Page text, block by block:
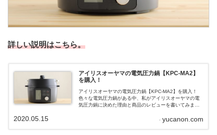
詳しい説明はこちら。
アイリスオーヤマの電気圧力鍋【KPC-MA2】
を購入！
アイリスオーヤマの電気圧力鍋【KPC-MA2】を購入！
色々な電気圧力鍋がある中、私がアイリスオーヤマの電
気圧力鍋に決めた理由と商品のレビューを書いてみまし
yucanon.com
2020.05.15